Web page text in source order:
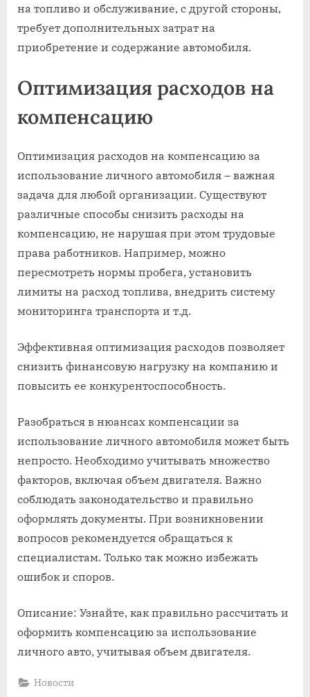
на топливо и обслуживание, с другой стороны,
требует дополнительных затрат на
приобретение и содержание автомобиля.
Оптимизация расходов на
компенсацию
Оптимизация расходов на компенсацию за
использование личного автомобиля – важная
задача для любой организации. Существуют
различные способы снизить расходы на
компенсацию, не нарушая при этом трудовые
права работников. Например, можно
пересмотреть нормы пробега, установить
лимиты на расход топлива, внедрить систему
мониторинга транспорта и т.д.
Эффективная оптимизация расходов позволяет
снизить финансовую нагрузку на компанию и
повысить ее конкурентоспособность.
Разобраться в нюансах компенсации за
использование личного автомобиля может быть
непросто. Необходимо учитывать множество
факторов, включая объем двигателя. Важно
соблюдать законодательство и правильно
оформлять документы. При возникновении
вопросов рекомендуется обращаться к
специалистам. Только так можно избежать
ошибок и споров.
Описание: Узнайте, как правильно рассчитать и
оформить компенсацию за использование
личного авто, учитывая объем двигателя.
Новости